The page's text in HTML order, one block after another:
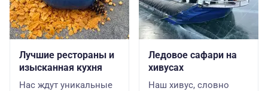
Лучшие рестораны и
изысканная кухня
Нас ждут уникальные
Ледовое сафари на
хивусах
Наш хивус, словно